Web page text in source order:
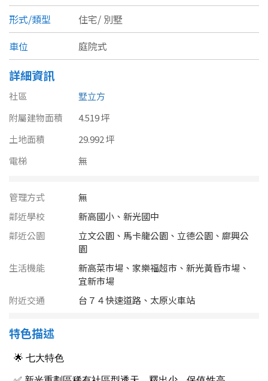
苗栗縣
台中市
彰化縣
南投縣
雲林縣
嘉義市
台南市
澎湖縣
屏東縣
台東縣
金門連江
農舍 辦公 店面 工廠
倉庫
坪數
20~30 坪
60~70 坪
樓層
不拘
1樓
形式/類型
住宅/ 別墅
車位
庭院式
詳細資訊
社區
墅立方
附屬建物面積
4.519 坪
土地面積
29.992 坪
電梯
無
管理方式
無
鄰近學校
新高國小、新光國中
鄰近公園
立文公園、馬卡龍公園、立德公園、廍興公
園
生活機能
新高菜市場、家樂福超市、新光黃昏市場、
宜新市場
附近交通
台７４快速道路、太原火車站
特色描述